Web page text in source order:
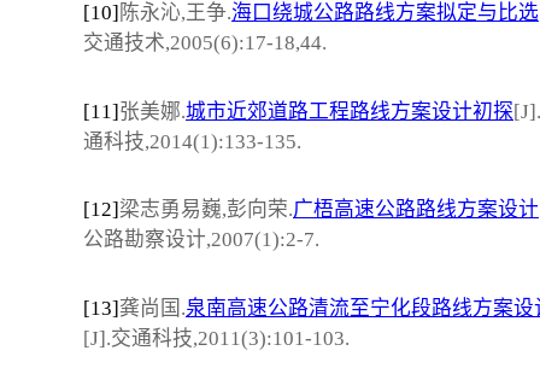
[10] 陈永沁,王争.海口绕城公路路线方案拟定与比选
交通技术,2005(6):17-18,44.
[11]张美娜.城市近郊道路工程路线方案设计初探
通科技,2014(1):133-135.
[12] 梁志勇易巍,彭向荣.广梧高速公路路线方案设计
公路勘察设计,2007(1):2-7.
[13]龚尚国.泉南高速公路清流至宁化段路线方案设
[J].交通科技,2011(3):101-103.